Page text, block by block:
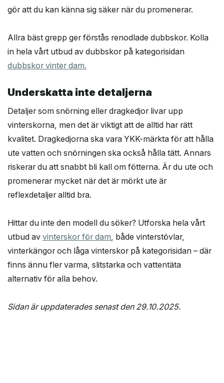
gör att du kan känna sig säker när du promenerar.
Allra bäst grepp ger förstås renodlade dubbskor. Kolla
in hela vårt utbud av dubbskor på kategorisidan
dubbskor vinter dam.
Underskatta inte detaljerna
Detaljer som snörning eller dragkedjor livar upp
vinterskorna, men det är viktigt att de alltid har rätt
kvalitet. Dragkedjorna ska vara YKK-märkta för att hålla
ute vatten och snörningen ska också hålla tätt. Annars
riskerar du att snabbt bli kall om fötterna. Är du ute och
promenerar mycket när det är mörkt ute är
reflexdetaljer alltid bra.
Hittar du inte den modell du söker? Utforska hela vårt
utbud av vinterskor för dam, både vinterstövlar,
vinterkängor och låga vinterskor på kategorisidan – där
finns ännu fler varma, slitstarka och vattentäta
alternativ för alla behov.
Sidan är uppdaterades senast den 29.10.2025.